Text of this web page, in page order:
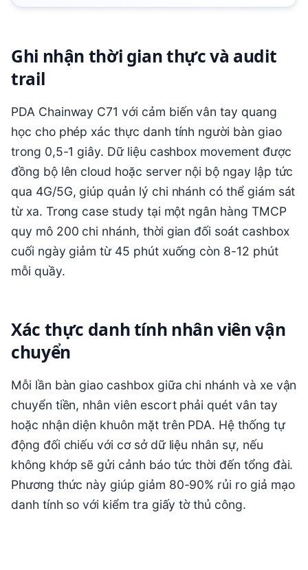
Ghi nhận thời gian thực và audit
trail
PDA Chainway C71 với cảm biến vân tay quang
học cho phép xác thực danh tính người bàn giao
trong 0,5-1 giây. Dữ liệu cashbox movement được
đồng bộ lên cloud hoặc server nội bộ ngay lập tức
qua 4G/5G, giúp quản lý chi nhánh có thể giám sát
từ xa. Trong case study tại một ngân hàng TMCP
quy mô 200 chi nhánh, thời gian đối soát cashbox
cuối ngày giảm từ 45 phút xuống còn 8-12 phút
mỗi quầy.
Xác thực danh tính nhân viên vận
chuyển
Mỗi lần bàn giao cashbox giữa chi nhánh và xe vận
chuyển tiền, nhân viên escort phải quét vân tay
hoặc nhận diện khuôn mặt trên PDA. Hệ thống tự
động đối chiếu với cơ sở dữ liệu nhân sự, nếu
không khớp sẽ gửi cảnh báo tức thời đến tổng đài.
Phương thức này giúp giảm 80-90% rủi ro giả mạo
danh tính so với kiểm tra giấy tờ thủ công.